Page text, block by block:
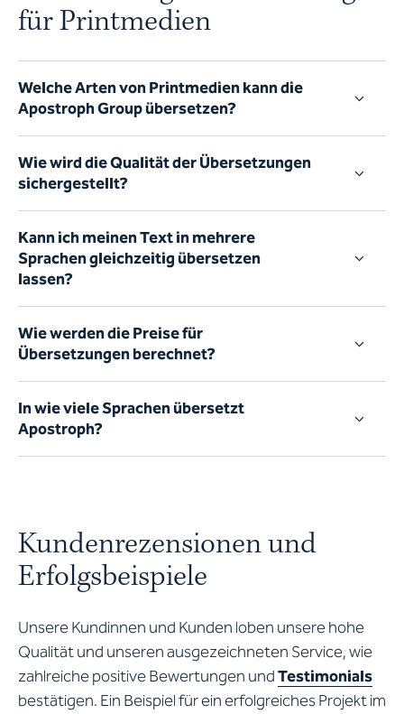
für Printmedien
Welche Arten von Printmedien kann die
Apostroph Group übersetzen?
Wie wird die Qualität der Übersetzungen
sichergestellt?
Kann ich meinen Text in mehrere
Sprachen gleichzeitig übersetzen
lassen?
Wie werden die Preise für
Übersetzungen berechnet?
In wie viele Sprachen übersetzt
Apostroph?
Kundenrezensionen und
Erfolgsbeispiele
Unsere Kundinnen und Kunden loben unsere hohe
Qualität und unseren ausgezeichneten Service, wie
zahlreiche positive Bewertungen undTestimonials
bestätigen. Ein Beispiel für ein erfolgreiches Projekt im